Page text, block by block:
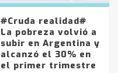
#Cruda realidad#
La pobreza volvió a
subir en Argentina y
alcanzó el 30% en
el primer trimestre